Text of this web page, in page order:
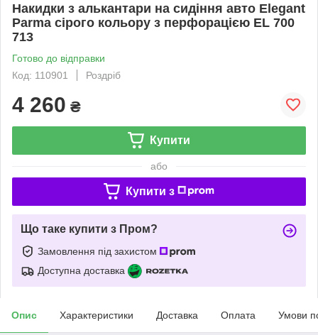
Накидки з алькантари на сидіння авто Elegant
Parma сірого кольору з перфорацією EL 700
713
Готово до відправки
Код: 110901
Роздріб
4 260 ₴
Купити
або
Купити з
Що таке купити з Пром?
Замовлення під захистом
Доступна доставка
Опис Характеристики Доставка Оплата Умови